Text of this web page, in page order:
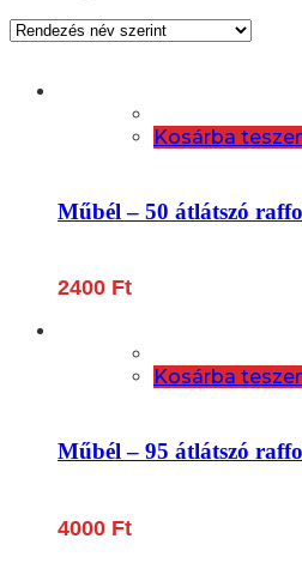
Kosárba
Műbél – 50 átlátszó
2400 Ft
Kosárba
Műbél – 95 átlátszó
4000 Ft